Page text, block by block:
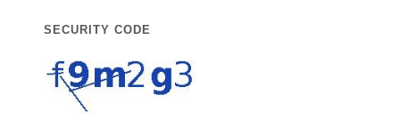
SECURITY CODE